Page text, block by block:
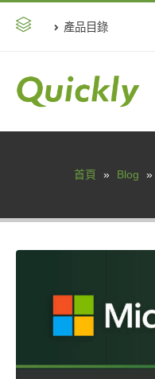
產品目錄
首頁 » Blog »